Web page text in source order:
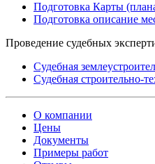
Подготовка Карты
Подготовка описание
Проведение судебных
Судебная
Судебная строительно-
О компании
Цены
Документы
Примеры работ